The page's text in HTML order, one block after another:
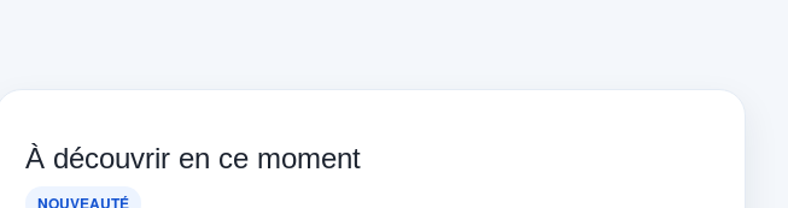
À découvrir en ce moment
NOUVEAUTÉ